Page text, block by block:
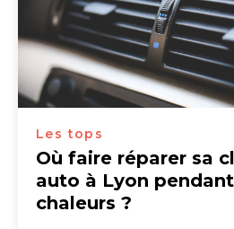
Les tops
Où faire réparer sa
auto à Lyon
chaleurs ?